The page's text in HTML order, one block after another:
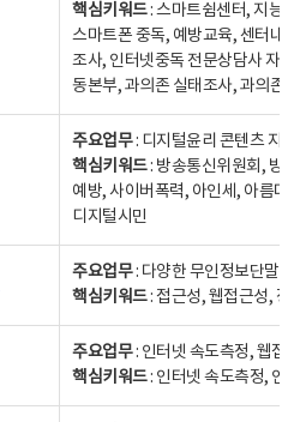
핵심키워드: 스마트쉼센터, 지능
스마트폰 중독, 예방교육, 센터내
조사, 인터넷중독 전문상담사 자
동본부, 과의존 실태조사, 과의존
주요업무: 디지털윤리 콘텐츠 지
핵심키워드: 방송통신위원회, 방
예방, 사이버폭력, 아인세, 아름
디지털시민
주요업무: 다양한 무인정보단말
핵심키워드: 접근성, 웹접근성,
주요업무: 인터넷 속도측정, 웹접
핵심키워드: 인터넷 속도측정, 인